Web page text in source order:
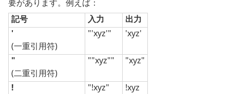
要があります。例えば：
記号
入力
出力
'
(一重引用符)
"'xyz'" 'xyz'
"
(二重引用符)
""xyz"" "xyz"
!
"!xyz" !xyz